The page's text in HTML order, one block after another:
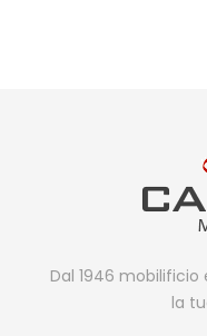
Dal 1946
la